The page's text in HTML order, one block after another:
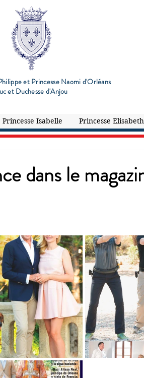
et Princesse Naomi d'Orléans
et Duchesse d'Anjou
Princesse Isabelle Princesse Elisabeth
dans le